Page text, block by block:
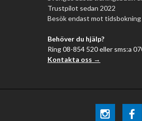
Trustpilot sedan 2022
Besök endast mot tidsbokning
Behöver du hjälp?
Ring 08-854 520 eller sms:a
Kontakta oss →